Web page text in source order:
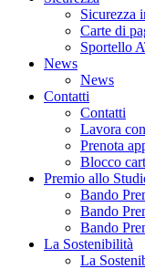
Sicurezza
Carte di
Sportello
News
News
Contatti
Contatti
Lavora
Prenota
Blocco
Premio allo
Bando
Bando
Bando
La Sostenibilità
La